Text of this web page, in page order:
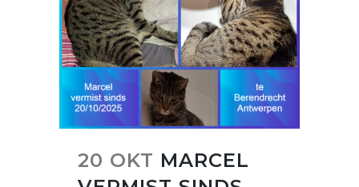
20 OKT MARCEL